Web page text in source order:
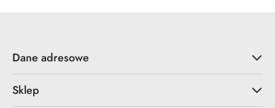
Dane adresowe
Sklep